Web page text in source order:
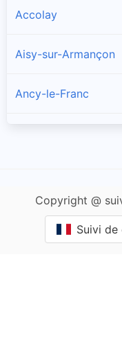
Accolay
Aisy-sur-Armançon
Ancy-le-Franc
Angely
Copyright @
Suivi de